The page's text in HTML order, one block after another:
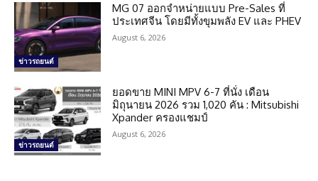
ข่าวรถยนต์
MG 07 ออกจำหน่ายแบบ Pre-Sales ที่
ประเทศจีน โดยมีทั้งขุมพลัง EV และ PHEV
August 6, 2026
ข่าวรถยนต์
ยอดขาย MINI MPV 6-7 ที่นั่ง เดือน
มิถุนายน 2026 รวม 1,020 คัน : Mitsubishi
Xpander ครองแชมป์
August 6, 2026